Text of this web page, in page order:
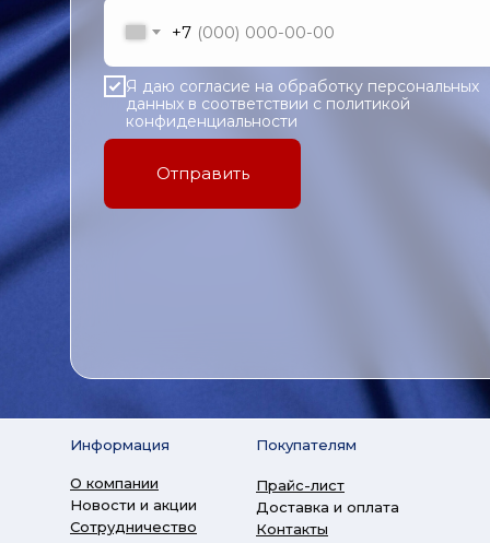
+7
Я даю согласие на обработку персональных
данных в соответствии с политикой
конфиденциальности
Отправить
Информация
О компании
Новости и акции
Сотрудничество
Покупателям
Прайс-лист
Доставка и оплата
Контакты